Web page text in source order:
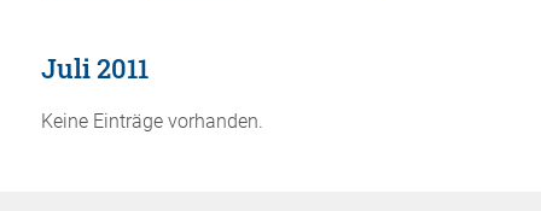
Juli 2011
Keine Einträge vorhanden.